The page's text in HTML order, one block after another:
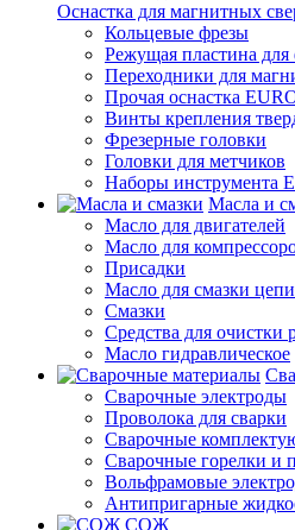
Оснастка для магнитных
Кольцевые фрезы
Режущая пластина
Переходники для
Прочая оснастка
Винты крепления
Фрезерные головки
Головки для метчиков
Наборы инструмента
Масла и
Масло для двигателей
Масло для
Присадки
Масло для смазки
Смазки
Средства для очистки
Масло гидравлическое
Сварочные электроды
Проволока для сварки
Сварочные
Сварочные горелки и
Вольфрамовые
Антипригарные
СОЖ